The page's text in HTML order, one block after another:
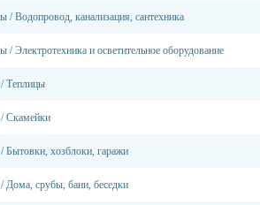
/Водопровод, канализация, сантехника
/Электротехника и осветительное оборудование
/Теплицы
/Скамейки
/Бытовки, хозблоки, гаражи
/Дома, срубы, бани, беседки